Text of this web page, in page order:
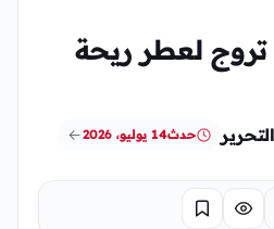
لعطر ريحة
حدث14 يوليو، 2026
تركيز حفظ